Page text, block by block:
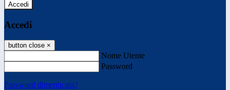
Accedi
Accedi
button close ×
Nome Utente
Password
Password dimenticata?